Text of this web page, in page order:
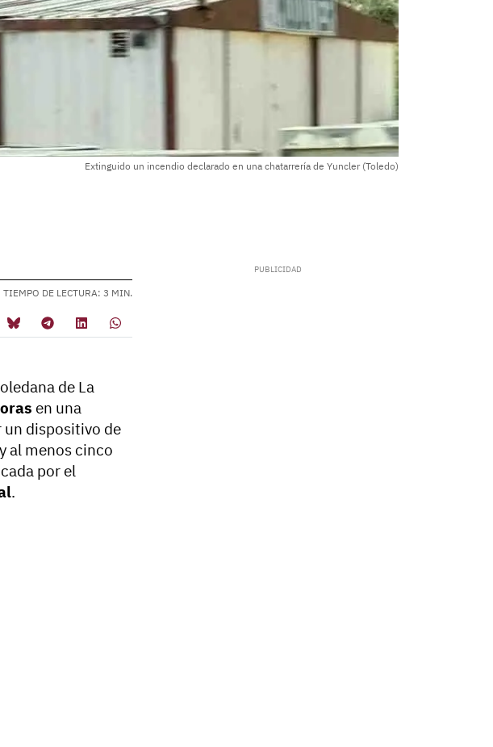
Extinguido un incendio declarado en una chatarrería de Yuncler (Toledo)
TIEMPO DE LECTURA: 3 MIN.
de La
en una
un dispositivo de
al menos cinco
por el
.